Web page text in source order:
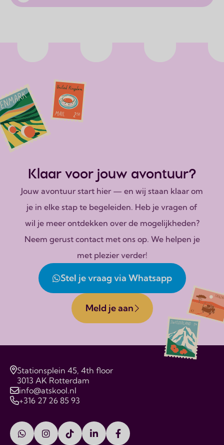
Klaar voor jouw avontuur?
Jouw avontuur start hier — en wij staan klaar om
je in elke stap te begeleiden. Heb je vragen of
wil je meer ontdekken over de mogelijkheden?
Neem gerust contact met ons op. We helpen je
met plezier verder!
Stel je vraag via Whatsapp
Meld je aan
Stationsplein 45, 4th floor
3013 AK Rotterdam
info@atskool.nl
+316 27 26 85 93